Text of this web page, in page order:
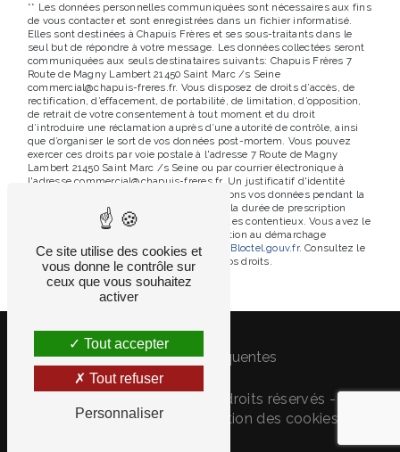
** Les données personnelles communiquées sont nécessaires aux fins
de vous contacter et sont enregistrées dans un fichier informatisé.
Elles sont destinées à Chapuis Frères et ses sous-traitants dans le
seul but de répondre à votre message. Les données collectées seront
communiquées aux seuls destinataires suivants: Chapuis Frères 7
Route de Magny Lambert 21450 Saint Marc /s Seine
commercial@chapuis-freres.fr. Vous disposez de droits d’accès, de
rectification, d’effacement, de portabilité, de limitation, d’opposition,
de retrait de votre consentement à tout moment et du droit
d’introduire une réclamation auprès d’une autorité de contrôle, ainsi
que d’organiser le sort de vos données post-mortem. Vous pouvez
exercer ces droits par voie postale à l'adresse 7 Route de Magny
Lambert 21450 Saint Marc /s Seine ou par courrier électronique à
l'adresse commercial@chapuis-freres.fr. Un justificatif d'identité
pourra vous être demandé. Nous conservons vos données pendant la
période de prise de contact puis pendant la durée de prescription
légale aux fins probatoires et de gestion des contentieux. Vous avez le
droit de vous inscrire sur la liste d'opposition au démarchage
téléphonique, disponible à cette adresse:
Bloctel.gouv.fr. Consultez le
site cnil.fr pour plus d’informations sur vos droits.
Recherches fréquentes
- 2026 - Tous droits réservés -
Mentions légales
Gestion des cookies
Ce site utilise des cookies et
vous donne le contrôle sur
ceux que vous souhaitez
activer
Tout accepter
Tout refuser
Personnaliser